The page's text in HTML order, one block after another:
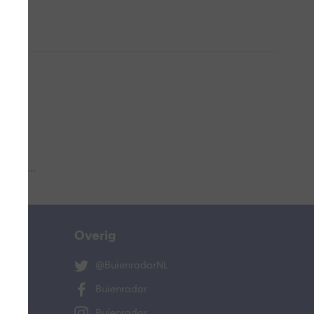
Overig
@BuienradarNL
Buienradar